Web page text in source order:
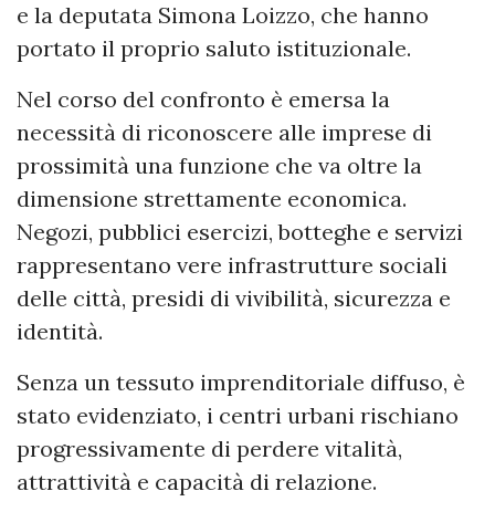
e la deputata Simona Loizzo, che hanno
portato il proprio saluto istituzionale.
Nel corso del confronto è emersa la
necessità di riconoscere alle imprese di
prossimità una funzione che va oltre la
dimensione strettamente economica.
Negozi, pubblici esercizi, botteghe e servizi
rappresentano vere infrastrutture sociali
delle città, presidi di vivibilità, sicurezza e
identità.
Senza un tessuto imprenditoriale diffuso, è
stato evidenziato, i centri urbani rischiano
progressivamente di perdere vitalità,
attrattività e capacità di relazione.